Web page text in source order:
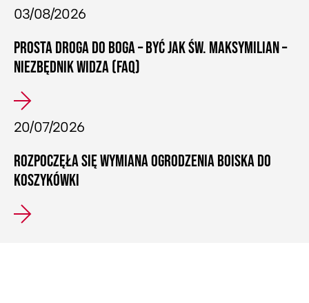
03/08/2026
PROSTA DROGA DO BOGA – BYĆ JAK ŚW. MAKSYMILIAN –
NIEZBĘDNIK WIDZA (FAQ)
20/07/2026
ROZPOCZĘŁA SIĘ WYMIANA OGRODZENIA BOISKA DO
KOSZYKÓWKI